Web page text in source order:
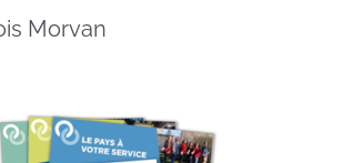
Morvan